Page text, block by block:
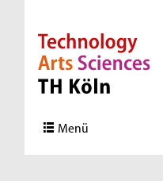
Direkt zur Hauptnavigation
Direkt zur Subnavigation
Direkt zum Inhalt
Direkt zum Fußbereich
Menü